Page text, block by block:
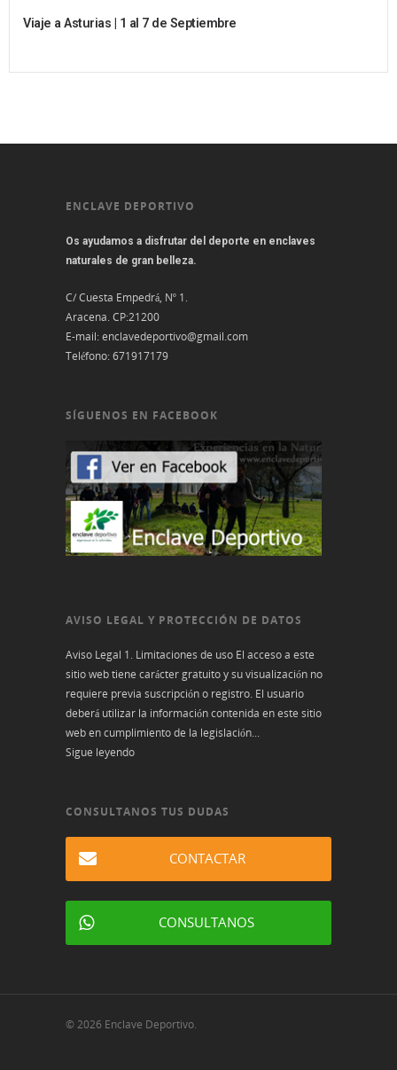
Viaje a Asturias | 1 al 7 de Septiembre
ENCLAVE DEPORTIVO
Os ayudamos a disfrutar del deporte en enclaves
naturales de gran belleza.
C/ Cuesta Empedrá, Nº 1.
Aracena. CP:21200
E-mail:enclavedeportivo@gmail.com
Teléfono:671917179
SÍGUENOS EN FACEBOOK
AVISO LEGAL Y PROTECCIÓN DE DATOS
Aviso Legal 1. Limitaciones de uso El acceso a este
sitio web tiene carácter gratuito y su visualización no
requiere previa suscripción o registro. El usuario
deberá utilizar la información contenida en este sitio
web en cumplimiento de la legislación...
Sigue leyendo
CONSULTANOS TUS DUDAS
CONTACTAR
CONSULTANOS
© 2026 Enclave Deportivo.